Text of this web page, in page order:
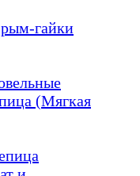
гайки
(Мягкая